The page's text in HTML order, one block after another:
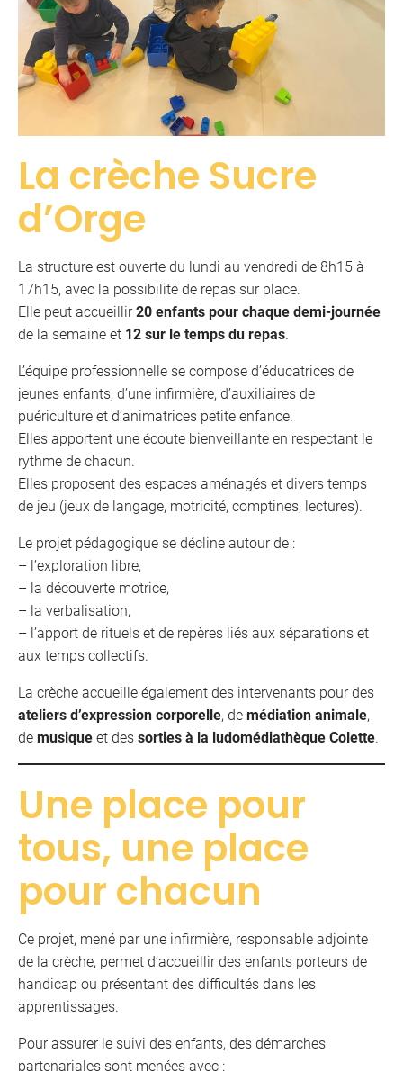
La crèche Sucre
d’Orge
La structure est ouverte du lundi au vendredi de 8h15 à
17h15, avec la possibilité de repas sur place.
Elle peut accueillir20 enfants pour chaque demi-journée
de la semaine et 12 sur le temps du repas.
L’équipe professionnelle se compose d’éducatrices de
jeunes enfants, d’une infirmière, d’auxiliaires de
puériculture et d’animatrices petite enfance.
Elles apportent une écoute bienveillante en respectant le
rythme de chacun.
Elles proposent des espaces aménagés et divers temps
de jeu (jeux de langage, motricité, comptines, lectures).
Le projet pédagogique se décline autour de :
– l’exploration libre,
– la découverte motrice,
– la verbalisation,
– l’apport de rituels et de repères liés aux séparations et
aux temps collectifs.
La crèche accueille également des intervenants pour des
ateliers d’expression corporelle, de médiation animale,
de musique et des sorties à la ludomédiathèque Colette.
Une place pour
tous, une place
pour chacun
Ce projet, mené par une infirmière, responsable adjointe
de la crèche, permet d’accueillir des enfants porteurs de
handicap ou présentant des difficultés dans les
apprentissages.
Pour assurer le suivi des enfants, des démarches
partenariales sont menées avec :